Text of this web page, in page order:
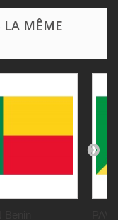
LA MÊME